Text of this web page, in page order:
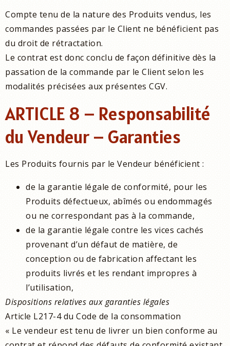
Compte tenu de la nature des Produits vendus, les
commandes passées par le Client ne bénéficient pas
du droit de rétractation.
Le contrat est donc conclu de façon définitive dès la
passation de la commande par le Client selon les
modalités précisées aux présentes CGV.
ARTICLE 8 – Responsabilité
du Vendeur – Garanties
Les Produits fournis par le Vendeur bénéficient :
de la garantie légale de conformité, pour les
Produits défectueux, abîmés ou endommagés
ou ne correspondant pas à la commande,
de la garantie légale contre les vices cachés
provenant d’un défaut de matière, de
conception ou de fabrication affectant les
produits livrés et les rendant impropres à
l’utilisation,
Dispositions relatives aux garanties légales
Article L217-4 du Code de la consommation
« Le vendeur est tenu de livrer un bien conforme au